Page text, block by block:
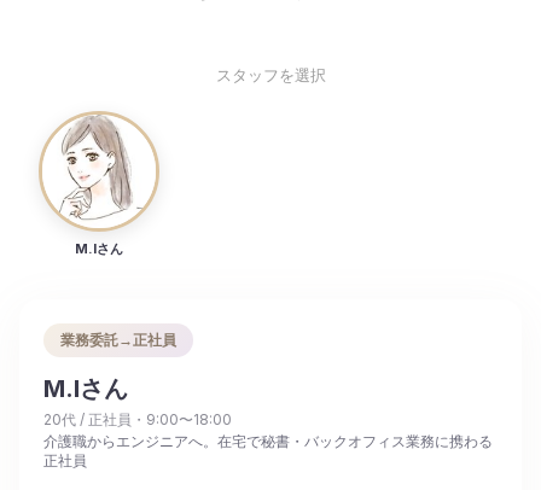
スタッフを選択
M.Iさん
業務委託→正社員
M.Iさん
20代 / 正社員・9:00〜18:00
介護職からエンジニアへ。在宅で秘書・バックオフィス業務に携わる
正社員